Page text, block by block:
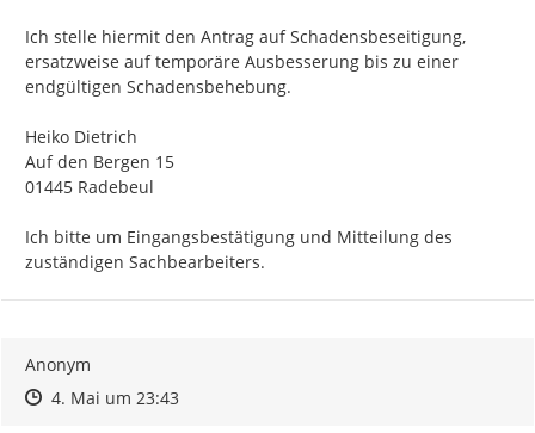
Ich stelle hiermit den Antrag auf Schadensbeseitigung,
ersatzweise auf temporäre Ausbesserung bis zu einer
endgültigen Schadensbehebung.
Heiko Dietrich
Auf den Bergen 15
01445 Radebeul
Ich bitte um Eingangsbestätigung und Mitteilung des
zuständigen Sachbearbeiters.
Anonym
Zeitpunkt des Erstellens
Zeitpunkt des Erstellens
4. Mai um 23:43Zur Äußerung